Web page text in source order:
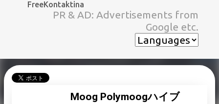
スキップしてメイン コンテンツに移動
FreeKontaktina
PR & AD: Advertisements from
Google etc.
Moog Polymoogハイブ